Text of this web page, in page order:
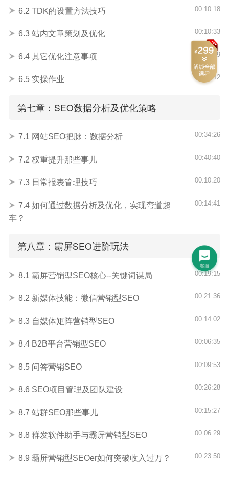
6.2 TDK的设置方法技巧 00:10:18
6.3 站内文章策划及优化 00:10:33
6.4 其它优化注意事项 00:08:39
6.5 实操作业 00:08:42
第七章：SEO数据分析及优化策略
7.1 网站SEO把脉：数据分析 00:34:26
7.2 权重提升那些事儿 00:40:40
7.3 日常报表管理技巧 00:10:20
7.4 如何通过数据分析及优化，实现弯道超
车？
00:14:41
第八章：霸屏SEO进阶玩法
8.1 霸屏营销型SEO核心--关键词谋局 00:19:15
8.2 新媒体技能：微信营销型SEO 00:21:36
8.3 自媒体矩阵营销型SEO 00:14:02
8.4 B2B平台营销型SEO 00:06:35
8.5 问答营销SEO 00:09:53
8.6 SEO项目管理及团队建设 00:26:28
8.7 站群SEO那些事儿 00:15:27
8.8 群发软件助手与霸屏营销型SEO 00:06:29
8.9 霸屏营销型SEOer如何突破收入过万？ 00:23:50